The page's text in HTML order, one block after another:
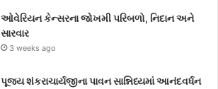
ઓવેરિયન કેન્સરના જોખમી પરિબળો, નિદાન અને
સારવાર
3 weeks ago
પૂજ્ય શંકરાચાર્યજીના પાવન સાન્નિધ્યમાં આનંદવર્ધન